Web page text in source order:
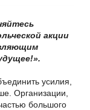
акции
усилия,
Организации,
большого